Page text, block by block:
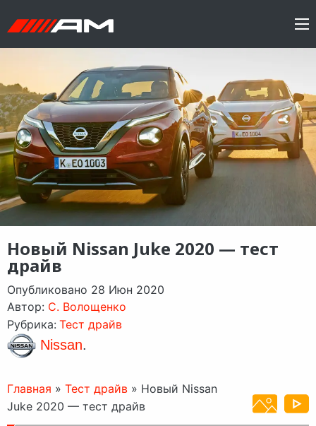
Новый Nissan Juke 2020 — тест
драйв
Опубликовано 28 Июн 2020
Автор: C. Волощенко
Рубрика: Тест драйв
Nissan.
Главная » Тест драйв » Новый Nissan
Juke 2020 — тест драйв